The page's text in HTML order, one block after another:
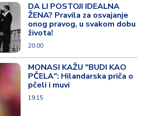
DA LI POSTOJI IDEALNA
ŽENA? Pravila za osvajanje
onog pravog, u svakom dobu
života!
20:00
MONASI KAŽU "BUDI KAO
PČELA": Hilandarska priča o
pčeli i muvi
19:15